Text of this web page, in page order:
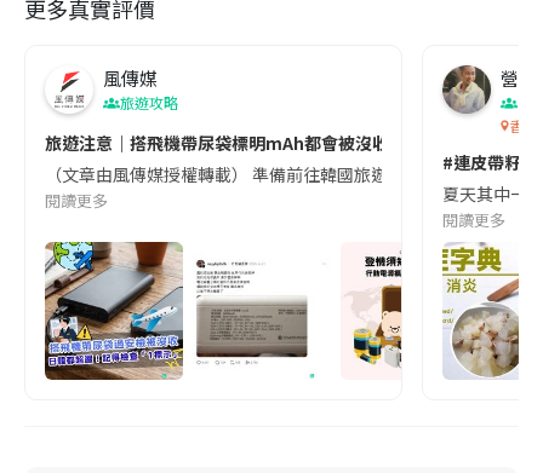
更多真實評價
風傳媒
旅遊攻略
旅遊注意｜搭飛機帶尿袋標明mAh都會被沒收😱出發前切記檢查
（文章由風傳媒授權轉載） 準備前往韓國旅遊的民眾，近期要
閱讀更多
營養
香港
#連皮帶籽
夏天其中一
閱讀更多